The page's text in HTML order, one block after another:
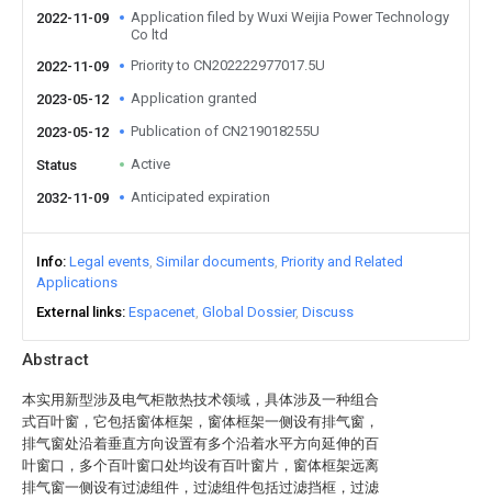
Abstract
本实用新型涉及电气柜散热技术领域，具体涉及一种组合
式百叶窗，它包括窗体框架，窗体框架一侧设有排气窗，
排气窗处沿着垂直方向设置有多个沿着水平方向延伸的百
叶窗口，多个百叶窗口处均设有百叶窗片，窗体框架远离
排气窗一侧设有过滤组件，过滤组件包括过滤挡框，过滤
2022-11-09
Application filed by Wuxi Weijia Power Technology
Co ltd
2022-11-09
Priority to CN202222977017.5U
2023-05-12 Application granted
2023-05-12 Publication of CN219018255U
Status Active
2032-11-09 Anticipated expiration
Info Legal events Similar documents Priority and Related
Applications
External links Espacenet Global Dossier Discuss